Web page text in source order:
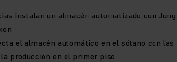
instalan un almacén automatizado con
el almacén automático en el sótano con
producción en el primer piso